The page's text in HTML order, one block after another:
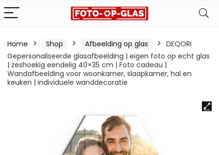
Home Shop Afbeelding op glas
DEQORI
Gepersonaliseerde glasafbeelding | eigen foto op echt glas
| zeshoekig eendelig 40×35 cm | Foto cadeau |
Wandafbeelding voor woonkamer, slaapkamer, hal en
keuken | individuele wanddecoratie